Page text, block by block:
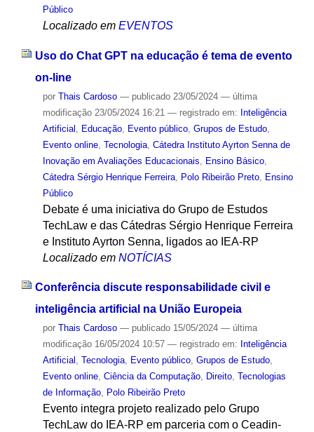
Público
Localizado em EVENTOS
Uso do Chat GPT na educação é tema de evento
on-line
por Thais Cardoso — publicado23/05/2024 — última
modificação23/05/2024 16:21 — registrado em: Inteligência
Artificial
Educação, Evento público, Grupos de Estudo,
Evento online, Tecnologia, Cátedra Instituto Ayrton Senna de
Inovação em Avaliações Educacionais
Ensino Básico,
Cátedra Sérgio Henrique Ferreira, Polo Ribeirão Preto, Ensino
Público
Debate é uma iniciativa do Grupo de Estudos
TechLaw e das Cátedras Sérgio Henrique Ferreira
e Instituto Ayrton Senna, ligados ao IEA-RP
Localizado em NOTÍCIAS
Conferência discute responsabilidade civil e
inteligência artificial na União Europeia
por Thais Cardoso — publicado15/05/2024 — última
modificação16/05/2024 10:57 — registrado em: Inteligência
Artificial , Tecnologia, Evento público, Grupos de Estudo,
Evento online, Ciência da Computação, Direito, Tecnologias
de Informação, Polo Ribeirão Preto
Evento integra projeto realizado pelo Grupo
TechLaw do IEA-RP em parceria com o Ceadin-